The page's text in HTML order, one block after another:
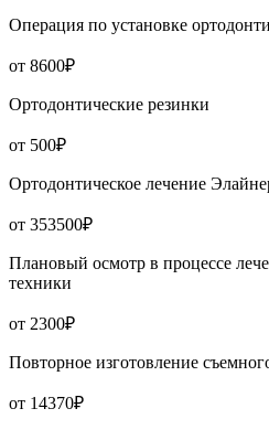
Операция по установке
от 8600₽
Ортодонтические резинки
от 500₽
Ортодонтическое лечение
от 353500₽
Плановый осмотр в процессе
техники
от 2300₽
Повторное изготовление
от 14370₽